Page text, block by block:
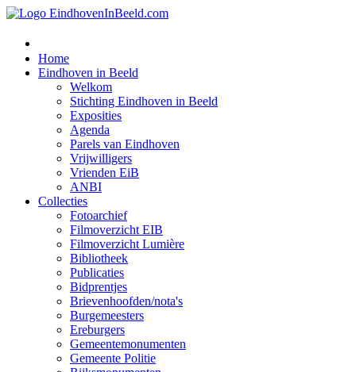
Home
Eindhoven in Beeld
Welkom
Stichting Eindhoven in Beeld
Exposities
Agenda
Parels van Eindhoven
Vrijwilligers
Vrienden EiB
ANBI
Collecties
Fotoarchief
Filmoverzicht EIB
Filmoverzicht Lumière
Bibliotheek
Publicaties
Bidprentjes
Brievenhoofden/nota's
Burgemeesters
Ereburgers
Gemeentemonumenten
Gemeente Politie